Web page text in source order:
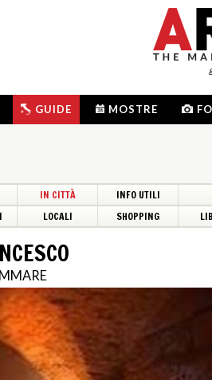
GUIDE MOSTRE
IN CITTÀ
INFO UTILI
LOCALI SHOPPING